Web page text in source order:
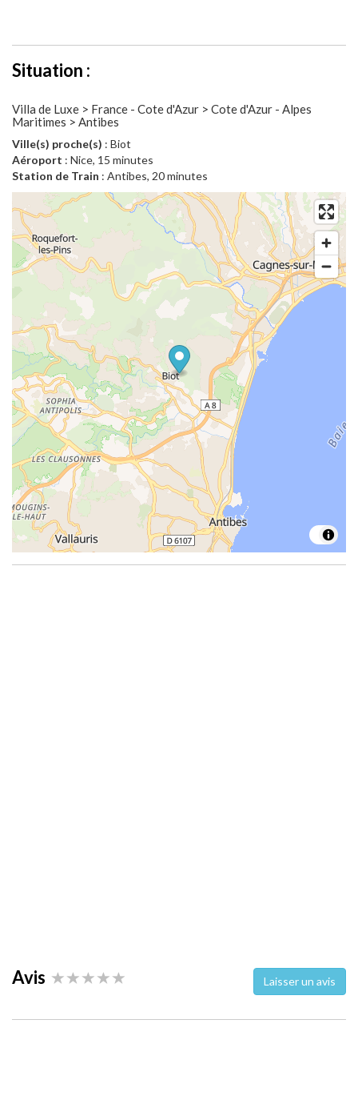
Situation :
Villa de Luxe > France - Cote d'Azur > Cote d'Azur - Alpes
Maritimes > Antibes
Ville(s) proche(s) : Biot
Aéroport : Nice, 15 minutes
Station de Train : Antibes, 20 minutes
Avis Laisser un avis